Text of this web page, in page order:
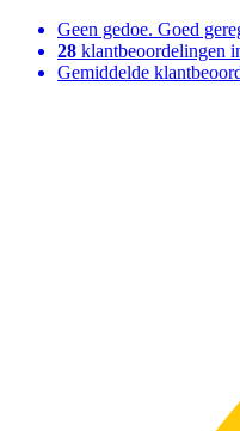
Geen gedoe. Goed
28 klantbeoordelingen
Gemiddelde